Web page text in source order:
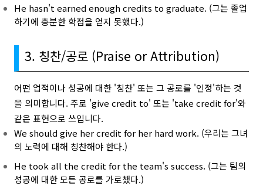
He hasn't earned enough credits to graduate. (그는 졸업
하기에 충분한 학점을 얻지 못했다.)
3. 칭찬/공로 (Praise or Attribution)
어떤 업적이나 성공에 대한 '칭찬' 또는 그 공로를 '인정'하는 것
을 의미합니다. 주로 'give credit to' 또는 'take credit for'와
같은 표현으로 쓰입니다.
We should give her credit for her hard work. (우리는 그녀
의 노력에 대해 칭찬해야 한다.)
He took all the credit for the team's success. (그는 팀의
성공에 대한 모든 공로를 가로챘다.)